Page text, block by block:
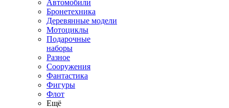
Автомобили
Бронетехника
Деревянные модели
Мотоциклы
Подарочные
наборы
Разное
Сооружения
Фантастика
Фигуры
Флот
Ещё